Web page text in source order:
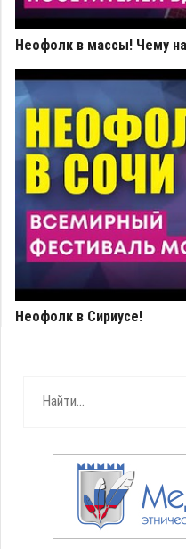
Неофолк в массы! Чему
Неофолк в Сириусе!